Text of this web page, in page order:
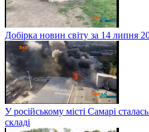
Добірка новин світу за 14 липня
У російському місті Самарі
складі